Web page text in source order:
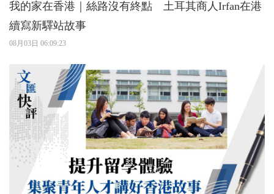
我的家在香港｜絲路沒有終點 土耳其商人Irfan在港
續寫新驛站故事
08月03日 06:09:23